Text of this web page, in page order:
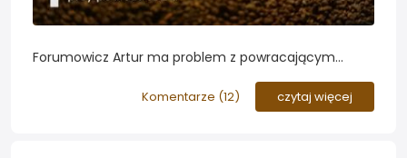
Forumowicz Artur ma problem z powracającym
przy linii podłoża. Jakie porady powinien zastosować
aby zminimalizować problem występujący w
Komentarze (12) czytaj więcej